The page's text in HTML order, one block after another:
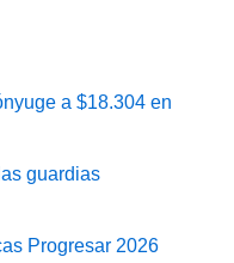
a $18.304 en
guardias
Progresar 2026